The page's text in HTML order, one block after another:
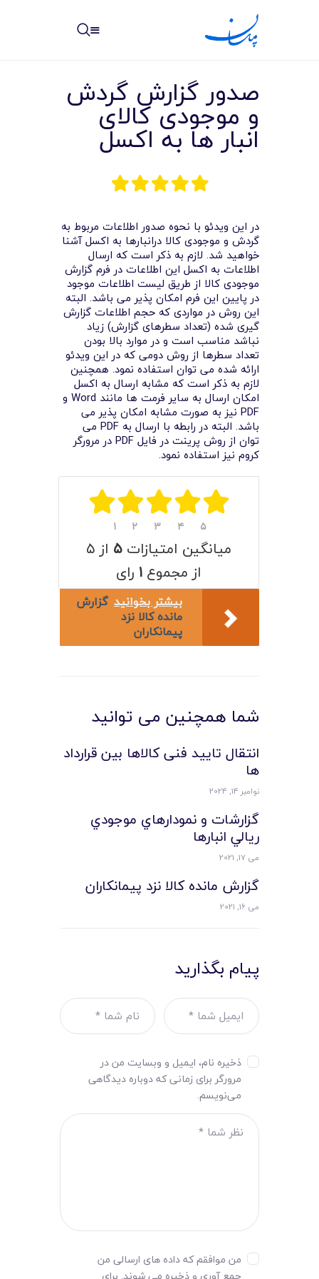
نوشته ها
مرکز آموزش
امکانات
سیستم ها
لیست قیمت محصولات
صدور گزارش گردش
و موجودی کالای
انبار ها به اکسل
در این ویدئو با نحوه صدور اطلاعات مربوط به
گردش و موجودی کالا درانبارها به اکسل آشنا
خواهید شد. لازم به ذکر است که ارسال
اطلاعات به اکسل این اطلاعات در فرم گزارش
موجودی کالا از طریق لیست اطلاعات موجود
در پایین این فرم امکان پذیر می باشد. البته
این روش در مواردی که حجم اطلاعات گزارش
گیری شده (تعداد سطرهای گزارش) زیاد
نباشد مناسب است و در موارد بالا بودن
تعداد سطرها از روش دومی که در این ویدئو
ارائه شده می توان استفاده نمود. همچنین
لازم به ذکر است که مشابه ارسال به اکسل
امکان ارسال به سایر فرمت ها مانند Word و
PDF نیز به صورت مشابه امکان پذیر می
باشد. البته در رابطه با ارسال به PDF می
توان از روش پرینت در فایل PDF در مرورگر
کروم نیز استفاده نمود.
۱ ۲ ۳ ۴ ۵
میانگین امتیازات ۵ از ۵
از مجموع ۱ رای
بیشتر بخوانید گزارش
مانده کالا نزد
پيمانکاران
شما همچنین می توانید
انتقال تایید فنی کالاها بین قرارداد
ها
نوامبر 14, 2024
گزارشات و نمودارهاي موجودي
ريالي انبارها
می 17, 2021
گزارش مانده کالا نزد پيمانکاران
می 16, 2021
پیام بگذارید
ذخیره نام، ایمیل و وبسایت من در
مرورگر برای زمانی که دوباره دیدگاهی
می‌نویسم.
من موافقم که داده های ارسالی من